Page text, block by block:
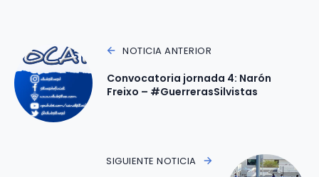
NOTICIA ANTERIOR
Convocatoria jornada 4: Narón
Freixo – #GuerrerasSilvistas
SIGUIENTE NOTICIA